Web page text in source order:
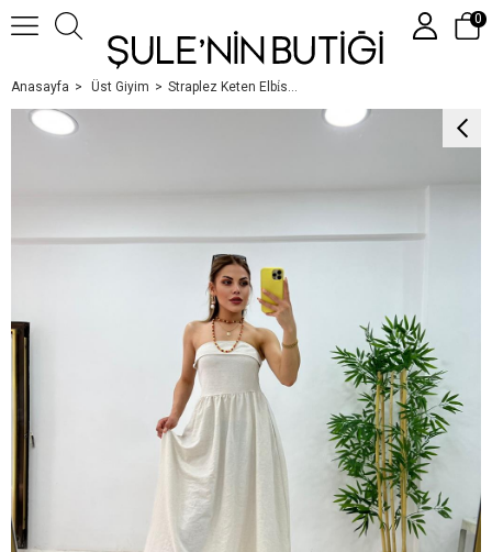
Üye Girişi Üye Ol
0
Anasayfa Üst Giyim Straplez Keten Elbi̇se Taş